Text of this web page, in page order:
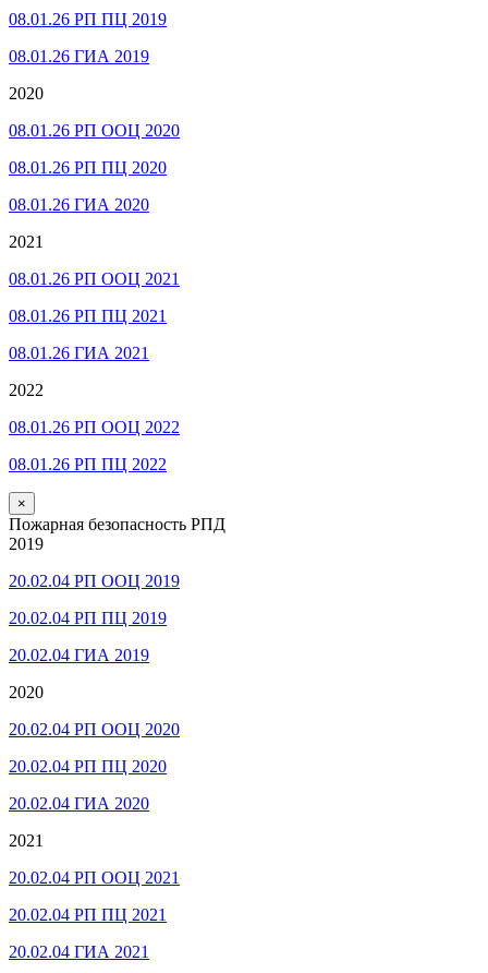
08.01.26 РП ПЦ 2019
08.01.26 ГИА 2019
2020
08.01.26 РП ООЦ 2020
08.01.26 РП ПЦ 2020
08.01.26 ГИА 2020
2021
08.01.26 РП ООЦ 2021
08.01.26 РП ПЦ 2021
08.01.26 ГИА 2021
2022
08.01.26 РП ООЦ 2022
08.01.26 РП ПЦ 2022
×
Пожарная безопасность РПД
2019
20.02.04 РП ООЦ 2019
20.02.04 РП ПЦ 2019
20.02.04 ГИА 2019
2020
20.02.04 РП ООЦ 2020
20.02.04 РП ПЦ 2020
20.02.04 ГИА 2020
2021
20.02.04 РП ООЦ 2021
20.02.04 РП ПЦ 2021
20.02.04 ГИА 2021